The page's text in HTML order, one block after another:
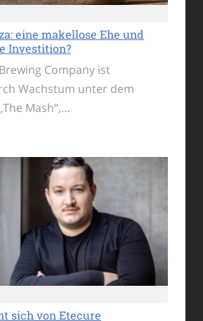
eine makellose Ehe und
Investition?
Company ist
Wachstum unter dem
Mash“,…
sich von Etecure